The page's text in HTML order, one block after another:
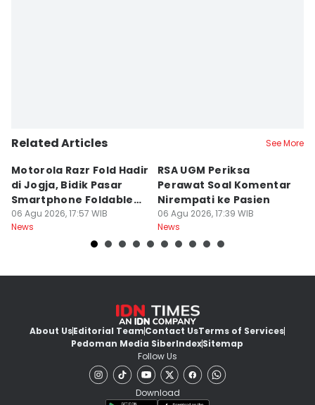
Related Articles See More
Motorola Razr Fold Hadir
di Jogja, Bidik Pasar
Smartphone Foldable
Premium
06 Agu 2026, 17:57 WIB
News
RSA UGM Periksa
Perawat Soal Komentar
Nirempati ke Pasien
06 Agu 2026, 17:39 WIB
News
About UsEditorial TeamContact UsTerms of Services
Pedoman Media SiberIndexSitemap
Follow Us
Download